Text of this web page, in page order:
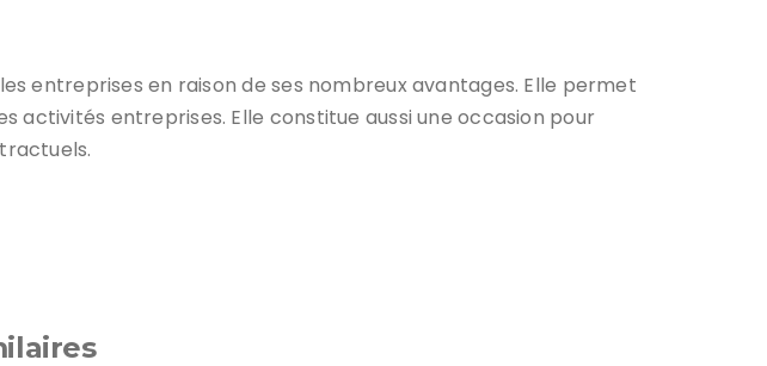
entreprises en raison de ses nombreux avantages. Elle permet
activités entreprises. Elle constitue aussi une occasion pour